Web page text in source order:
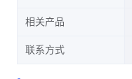
相关产品
联系方式